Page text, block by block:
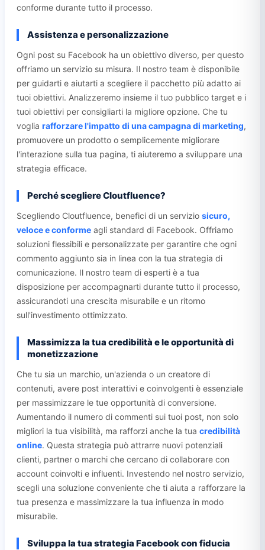
conforme durante tutto il processo.
Assistenza e personalizzazione
Ogni post su Facebook ha un obiettivo diverso, per questo
offriamo un servizio su misura. Il nostro team è disponibile
per guidarti e aiutarti a scegliere il pacchetto più adatto ai
tuoi obiettivi. Analizzeremo insieme il tuo pubblico target e i
tuoi obiettivi per consigliarti la migliore opzione. Che tu
voglia rafforzare l'impatto di una campagna di marketing,
promuovere un prodotto o semplicemente migliorare
l'interazione sulla tua pagina, ti aiuteremo a sviluppare una
strategia efficace.
Perché scegliere Cloutfluence?
Scegliendo Cloutfluence, benefici di un servizio sicuro,
veloce e conforme agli standard di Facebook. Offriamo
soluzioni flessibili e personalizzate per garantire che ogni
commento aggiunto sia in linea con la tua strategia di
comunicazione. Il nostro team di esperti è a tua
disposizione per accompagnarti durante tutto il processo,
assicurandoti una crescita misurabile e un ritorno
sull'investimento ottimizzato.
Massimizza la tua credibilità e le opportunità di
monetizzazione
Che tu sia un marchio, un'azienda o un creatore di
contenuti, avere post interattivi e coinvolgenti è essenziale
per massimizzare le tue opportunità di conversione.
Aumentando il numero di commenti sui tuoi post, non solo
migliori la tua visibilità, ma rafforzi anche la tua credibilità
online. Questa strategia può attrarre nuovi potenziali
clienti, partner o marchi che cercano di collaborare con
account coinvolti e influenti. Investendo nel nostro servizio,
scegli una soluzione conveniente che ti aiuta a rafforzare la
tua presenza e massimizzare la tua influenza in modo
misurabile.
Sviluppa la tua strategia Facebook con fiducia